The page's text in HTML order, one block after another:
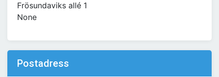
Frösundaviks allé 1
None
Postadress